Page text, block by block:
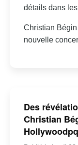
détails dans
Christian
nouvelle
Des
Christian